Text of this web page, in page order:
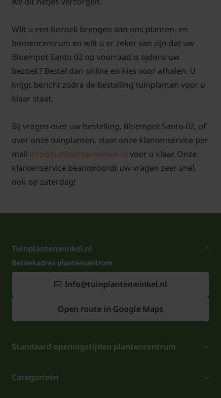
Wilt u een bezoek brengen aan ons planten- en
bomencentrum en wilt u er zeker van zijn dat uw
Bloempot Santo 02 op voorraad is tijdens uw
bezoek? Bestel dan online en kies voor afhalen. U
krijgt bericht zodra de bestelling tuinplanten voor u
klaar staat.
Bij vragen over uw bestelling, Bloempot Santo 02, of
over onze tuinplanten, staat onze klantenservice per
mail info@tuinplantenwinkel.nl voor u klaar. Onze
klantenservice beantwoordt uw vragen zeer snel,
ook op zaterdag!
Tuinplantenwinkel.nl
Bezoekadres plantencentrum
Info@tuinplantenwinkel.nl
Open route in Google Maps
Standaard openingstijden plantencentrum
Categorieën